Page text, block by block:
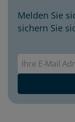
Melden Sie
sichern Sie